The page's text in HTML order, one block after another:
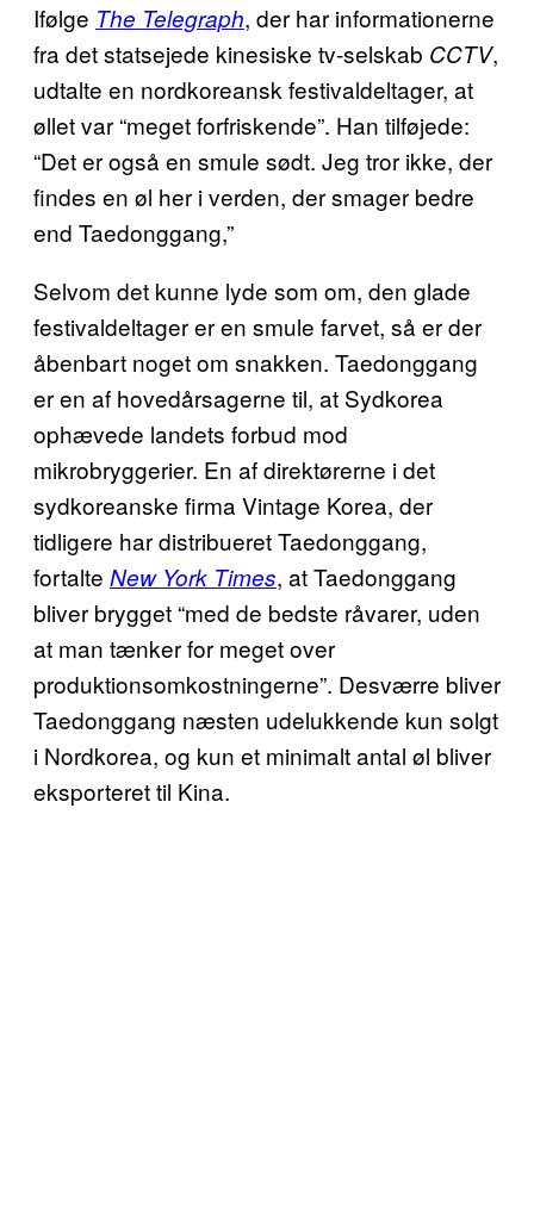
Ifølge The Telegraph, der har informationerne
fra det statsejede kinesiske tv-selskab CCTV,
udtalte en nordkoreansk festivaldeltager, at
øllet var “meget forfriskende”. Han tilføjede:
“Det er også en smule sødt. Jeg tror ikke, der
findes en øl her i verden, der smager bedre
end Taedonggang,”
Selvom det kunne lyde som om, den glade
festivaldeltager er en smule farvet, så er der
åbenbart noget om snakken. Taedonggang
er en af hovedårsagerne til, at Sydkorea
ophævede landets forbud mod
mikrobryggerier. En af direktørerne i det
sydkoreanske firma Vintage Korea, der
tidligere har distribueret Taedonggang,
fortalte New York Times, at Taedonggang
bliver brygget “med de bedste råvarer, uden
at man tænker for meget over
produktionsomkostningerne”. Desværre bliver
Taedonggang næsten udelukkende kun solgt
i Nordkorea, og kun et minimalt antal øl bliver
eksporteret til Kina.